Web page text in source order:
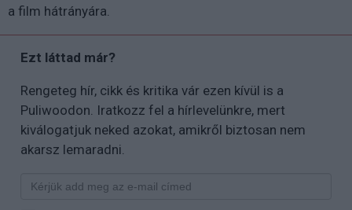
a film hátrányára.
Ezt láttad már?
Rengeteg hír, cikk és kritika vár ezen kívül is a
Puliwoodon. Iratkozz fel a hírlevelünkre, mert
kiválogatjuk neked azokat, amikről biztosan nem
akarsz lemaradni.